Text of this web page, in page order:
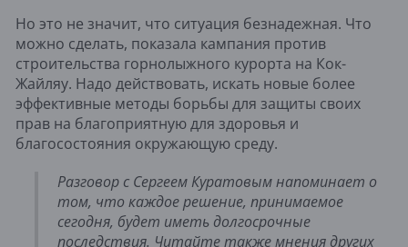
Но это не значит, что ситуация безнадежная. Что
можно сделать, показала кампания против
строительства горнолыжного курорта на Кок-
Жайляу. Надо действовать, искать новые более
эффективные методы борьбы для защиты своих
прав на благоприятную для здоровья и
благосостояния окружающую среду.
Разговор с Сергеем Куратовым напоминает о
том, что каждое решение, принимаемое
сегодня, будет иметь долгосрочные
последствия. Читайте также мнения других